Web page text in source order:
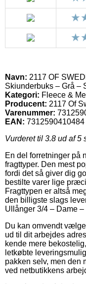
Navn: 2117 OF
Skiunderbuks – Grå –
Kategori: Fleece &
Producent: 2117 Of
Varenummer:
EAN: 7312590410484
Vurderet til 3.8 ud af 5
En del forretninger på
fragttyper. Den mest
fordi det så giver dig
bestilte varer lige
Fragttypen er altså
den billigste slags
Ullånger 3/4 – Dame
Du kan omvendt
ud til dit arbejdes
kende mere
letkøbte
pakken selv, men
ved netbutikkens